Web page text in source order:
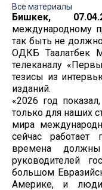
Все материалы
Бишкек,
международному
так быть не
ОДКБ Таалатбек
телеканалу
тезисы из
изданий.
«2026 год
только для наших
мира
сейчас
времена
руководителей
большом
Америке, и